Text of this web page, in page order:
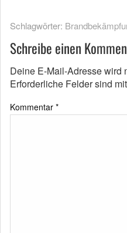
Schlagwörter:
Schreibe einen
Deine E-Mail-Adresse wird
Erforderliche Felder sind mit
Kommentar *